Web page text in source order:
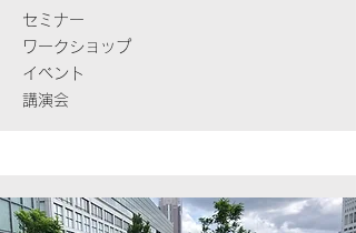
セミナー
ワークショップ
イベント
講演会